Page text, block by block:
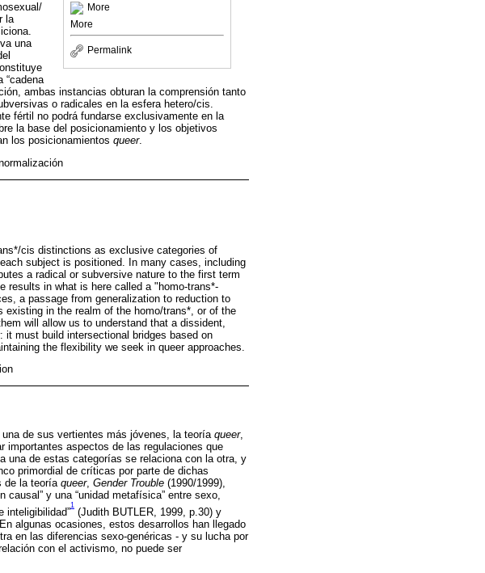
More
More
Permalink
la
una
“cadena
ambas instancias obturan la comprensión tanto
o radicales en la esfera hetero/cis.
fértil no podrá fundarse exclusivamente en la
la base del posicionamiento y los objetivos
los posicionamientos queer.
cis distinctions as exclusive categories of
subject is positioned. In many cases, including
a radical or subversive nature to the first term
results in what is here called a "homo-trans*-
a passage from generalization to reduction to
in the realm of the homo/trans*, or of the
will allow us to understand that a dissident,
must build intersectional bridges based on
the flexibility we seek in queer approaches.
de sus vertientes más jóvenes, la teoría queer,
importantes aspectos de las regulaciones que
una de estas categorías se relaciona con la otra, y
primordial de críticas por parte de dichas
de la teoríaqueer, Gender Trouble (1990/1999),
y una “unidad metafísica” entre sexo,
inteligibilidad”
1
(Judith BUTLER, 1999, p.30) y
algunas ocasiones, estos desarrollos han llegado
en las diferencias sexo-genéricas - y su lucha por
con el activismo, no puede ser